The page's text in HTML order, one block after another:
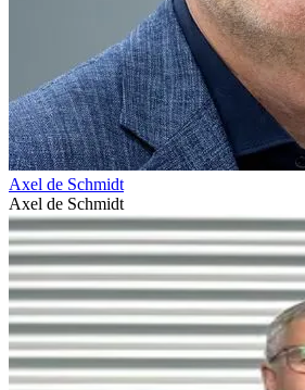
Axel de Schmidt
Axel de Schmidt